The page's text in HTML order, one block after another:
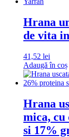
Hrana
de vita
41,52 lei
Adaugă în coș
Hrana
mica, cu
si 17%